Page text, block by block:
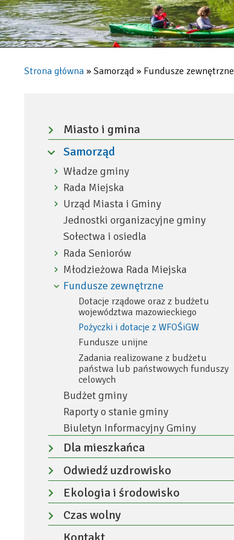
na
obszarze
Konstancin-
Konstancin-
Jeziorna
Strona główna Samorząd Fundusze zewnętrzne
lewa
kolumna
Rozwiń
menu
Miasto i gmina
Zwiń
menu
Samorząd
Rozwiń
menu
Władze gminy
Rozwiń
menu
Rada Miejska
Rozwiń
menu
Urząd Miasta i Gminy
Jednostki organizacyjne gminy
Sołectwa i osiedla
Rozwiń
menu
Rada Seniorów
Rozwiń
menu
Młodzieżowa Rada Miejska
Zwiń
menu
Fundusze zewnętrzne
Dotacje rządowe oraz z budżetu
województwa mazowieckiego
Pożyczki i dotacje z WFOŚiGW
Fundusze unijne
Zadania realizowane z budżetu
państwa lub państwowych funduszy
celowych
Budżet gminy
Raporty o stanie gminy
Biuletyn Informacyjny Gminy
Rozwiń
menu
Dla mieszkańca
Rozwiń
menu
Odwiedź uzdrowisko
Rozwiń
menu
Ekologia i środowisko
Rozwiń
Czas wolny